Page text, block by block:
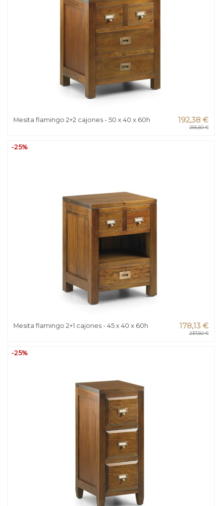
Mesita flamingo 2+2 cajones - 50 x 40 x 60h 192,38 €
256,50 €
-25%
Mesita flamingo 2+1 cajones - 45 x 40 x 60h 178,13 €
237,50 €
-25%